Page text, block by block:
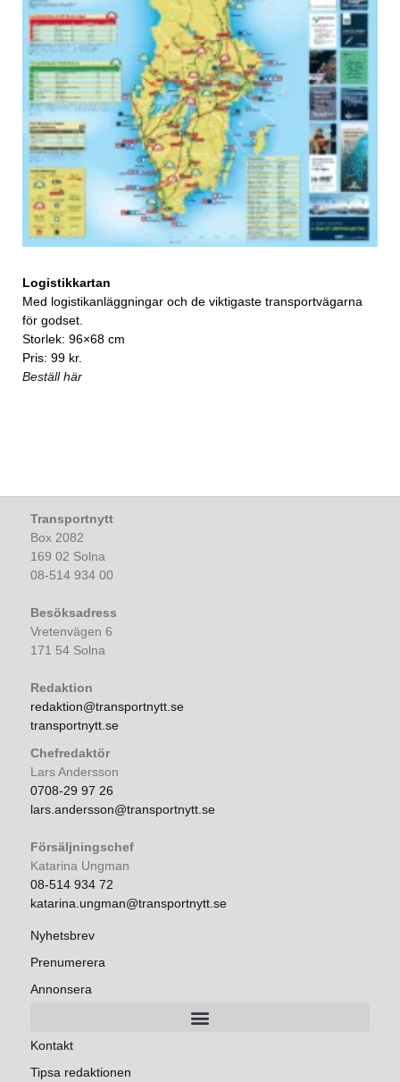
Logistikkartan
Med logistikanläggningar och de viktigaste transportvägarna
för godset.
Storlek: 96×68 cm
Pris: 99 kr.
Beställ här
Transportnytt
Box 2082
169 02 Solna
08-514 934 00
Besöksadress
Vretenvägen 6
171 54 Solna
Redaktion
redaktion@transportnytt.se
transportnytt.se
Chefredaktör
Lars Andersson
0708-29 97 26
lars.andersson@transportnytt.se
Försäljningschef
Katarina Ungman
08-514 934 72
katarina.ungman@transportnytt.se
Nyhetsbrev
Prenumerera
Annonsera
Kontakt
Tipsa redaktionen